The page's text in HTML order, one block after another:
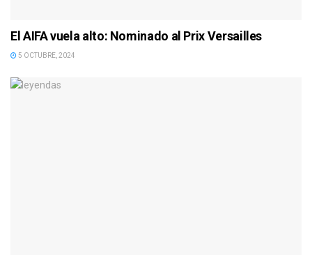
El AIFA vuela alto: Nominado al Prix Versailles
5 OCTUBRE, 2024